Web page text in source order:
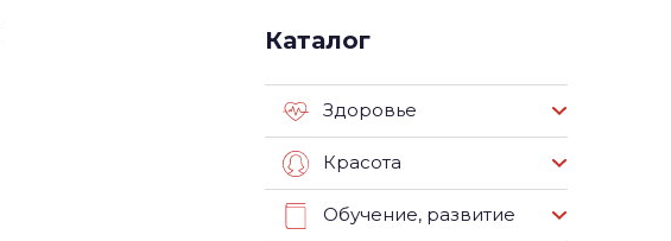
Каталог
Здоровье
Красота
Обучение, развитие